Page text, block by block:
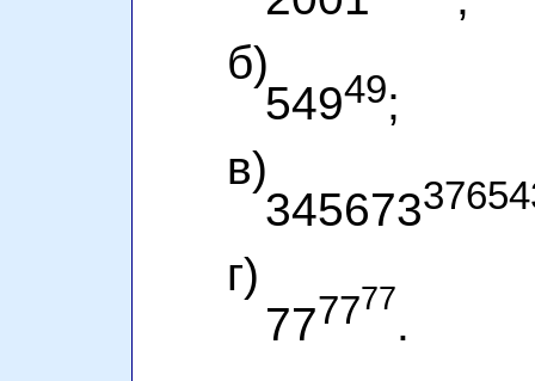
б)
54949;
в)
345673
г)
777777
.